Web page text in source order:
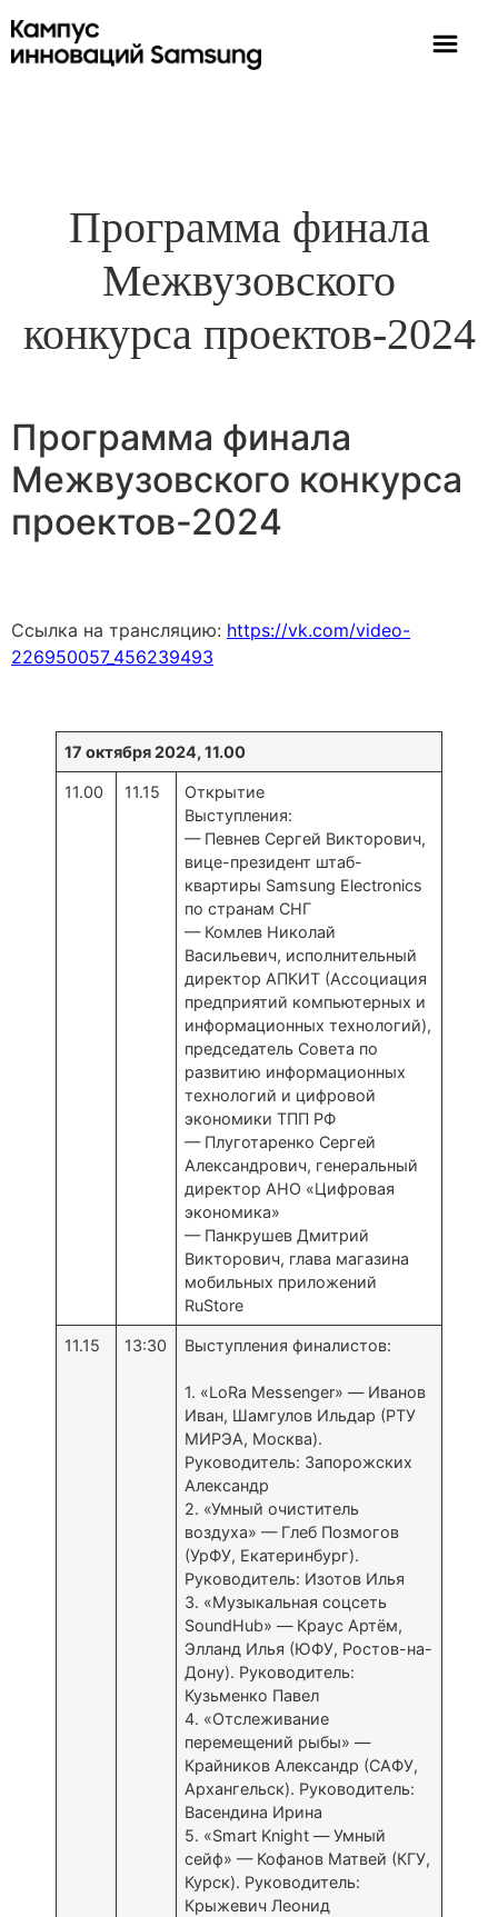
Программа финала
Межвузовского
конкурса проектов-2024
Программа финала
Межвузовского конкурса
проектов-2024
Ссылка на трансляцию: https://vk.com/video-
226950057_456239493
17 октября 2024, 11.00
11.00 11.15
Открытие
Выступления:
— Певнев Сергей Викторович,
вице-президент штаб-
квартиры Samsung Electronics
по странам СНГ
— Комлев Николай
Васильевич, исполнительный
директор АПКИТ (Ассоциация
предприятий компьютерных и
информационных технологий),
председатель Совета по
развитию информационных
технологий и цифровой
экономики ТПП РФ
— Плуготаренко Сергей
Александрович, генеральный
директор АНО «Цифровая
экономика»
— Панкрушев Дмитрий
Викторович, глава магазина
мобильных приложений
RuStore
11.15 13:30 Выступления финалистов:
1. «LoRa Messenger» — Иванов
Иван, Шамгулов Ильдар (РТУ
МИРЭА, Москва).
Руководитель: Запорожских
Александр
2. «Умный очиститель
воздуха» — Глеб Позмогов
(УрФУ, Екатеринбург).
Руководитель: Изотов Илья
3. «Музыкальная соцсеть
SoundHub» — Краус Артём,
Элланд Илья (ЮФУ, Ростов-на-
Дону). Руководитель:
Кузьменко Павел
4. «Отслеживание
перемещений рыбы» —
Крайников Александр (САФУ,
Архангельск). Руководитель:
Васендина Ирина
5. «Smart Knight — Умный
сейф» — Кофанов Матвей (КГУ,
Курск). Руководитель:
Крыжевич Леонид